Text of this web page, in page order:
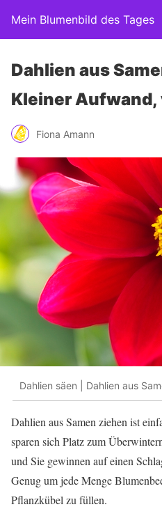
Mein Blumenbild des Tages
Dahlien aus
Kleiner Aufwand,
Fiona Amann
Dahlien säen | Dahlien aus
Dahlien aus Samen ziehen ist
sparen sich Platz zum
und Sie gewinnen auf einen
Genug um jede Menge
Pflanzkübel zu füllen.